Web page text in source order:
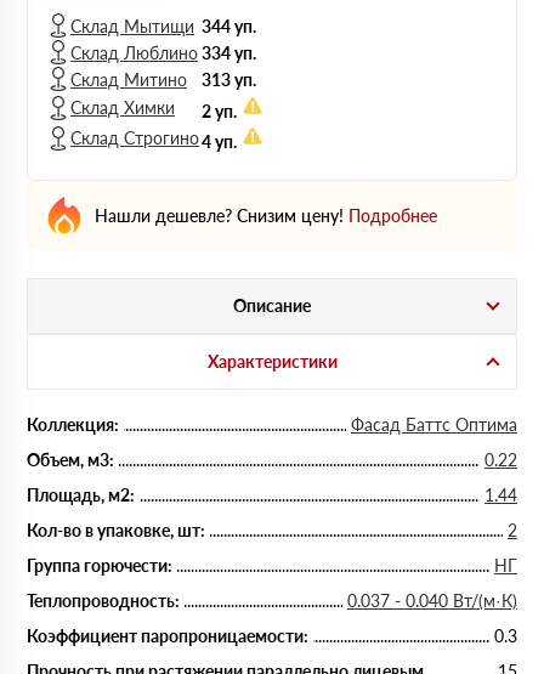
Склад Мытищи 344 уп.
Склад Люблино334 уп.
Склад Митино
313 уп.
Склад Химки
2 уп.
Склад Строгино4 уп.
Нашли дешевле? Снизим цену! Подробнее
Описание
Характеристики
Коллекция:
Фасад Баттс Оптима
Объем, м3:
0.22
Площадь, м2:
1.44
Кол-во в упаковке, шт:
2
Группа горючести:
НГ
Теплопроводность:
0.037 - 0.040 Вт/(м·К)
Коэффициент паропроницаемости:
0.3